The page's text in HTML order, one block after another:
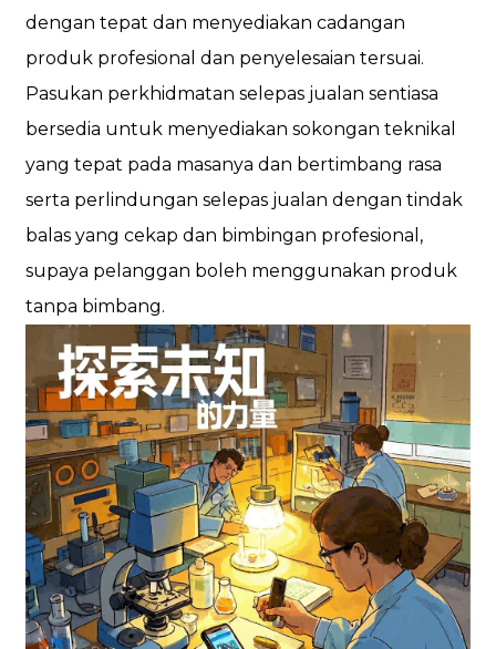
dengan tepat dan menyediakan cadangan
produk profesional dan penyelesaian tersuai.
Pasukan perkhidmatan selepas jualan sentiasa
bersedia untuk menyediakan sokongan teknikal
yang tepat pada masanya dan bertimbang rasa
serta perlindungan selepas jualan dengan tindak
balas yang cekap dan bimbingan profesional,
supaya pelanggan boleh menggunakan produk
tanpa bimbang.